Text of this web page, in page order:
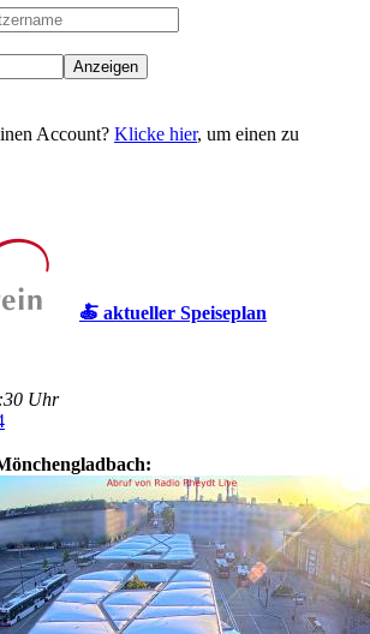
Anzeigen
Account? Klicke hier, um einen zu
🍝 aktueller Speiseplan
Uhr